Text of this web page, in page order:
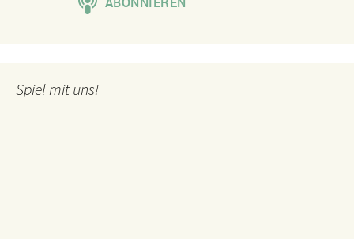
Spiel mit uns!